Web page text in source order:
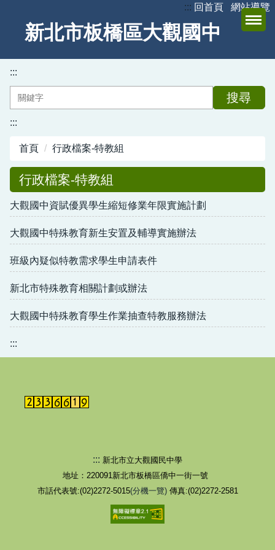
內
::: 回首頁 網站導覽
新北市板橋區大觀國中
:::
搜尋
:::
首頁 行政檔案-特教組
行政檔案-特教組
大觀國中資賦優異學生縮短修業年限實施計劃
大觀國中特殊教育新生安置及輔導實施辦法
班級內疑似特教需求學生申請表件
新北市特殊教育相關計劃或辦法
大觀國中特殊教育學生作業抽查特教服務辦法
:::
::: 新北市立大觀國民中學
地址：220091新北市板橋區僑中一街一號
市話代表號:(02)2272-5015(分機一覽) 傳真:(02)2272-2581